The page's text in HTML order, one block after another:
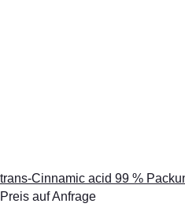
trans-Cinnamic acid 99 %
Preis auf Anfrage